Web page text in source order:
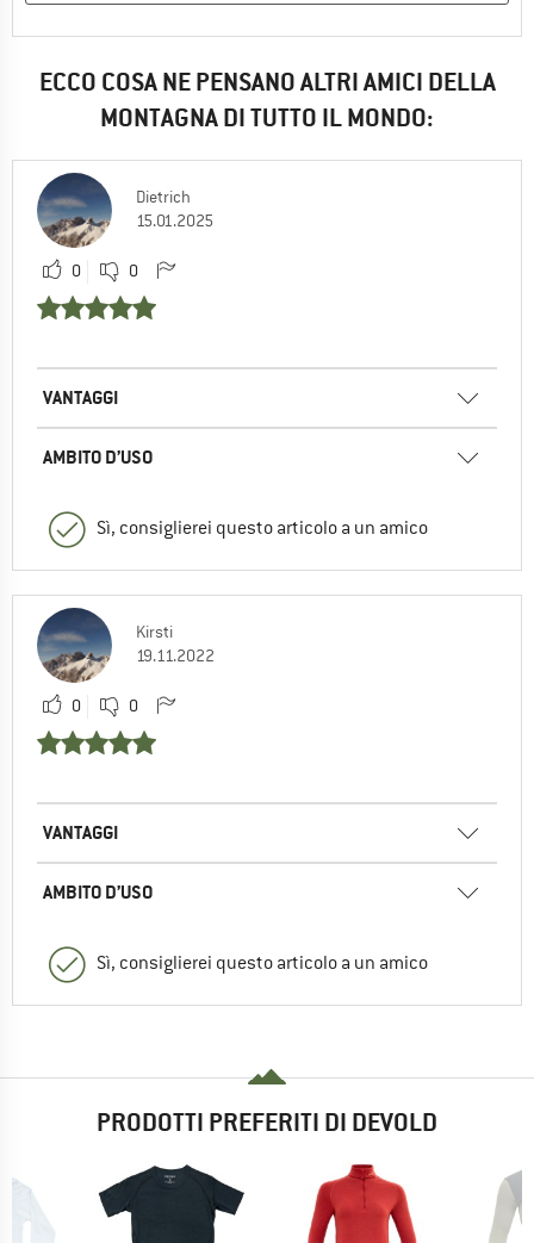
ECCO COSA NE PENSANO ALTRI AMICI DELLA
MONTAGNA DI TUTTO IL MONDO:
Dietrich
15.01.2025
0 0
VANTAGGI
AMBITO D’USO
Sì, consiglierei questo articolo a un amico
Kirsti
19.11.2022
0 0
VANTAGGI
AMBITO D’USO
Sì, consiglierei questo articolo a un amico
PRODOTTI PREFERITI DI DEVOLD